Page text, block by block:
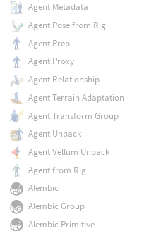
Agent Metadata
Agent Pose from Rig
Agent Prep
Agent Proxy
Agent Relationship
Agent Terrain Adaptation
Agent Transform Group
Agent Unpack
Agent Vellum Unpack
Agent from Rig
Alembic
Alembic Group
Alembic Primitive